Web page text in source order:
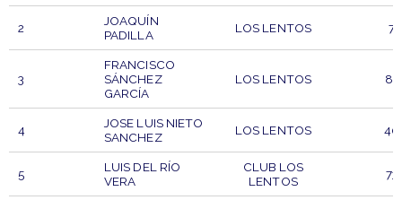
2
JOAQUÍN
PADILLA
LOS LENTOS 7
3
FRANCISCO
SÁNCHEZ
GARCÍA
LOS LENTOS 83
4
JOSE LUIS NIETO
SANCHEZ
LOS LENTOS 40
5
LUIS DEL RÍO
VERA
CLUB LOS
LENTOS
73